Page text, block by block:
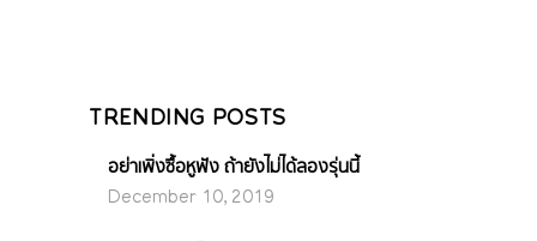
TRENDING POSTS
อย่าเพิ่งซื้อหูฟัง ถ้ายังไม่ได้ลองรุ่นนี้
December 10, 2019